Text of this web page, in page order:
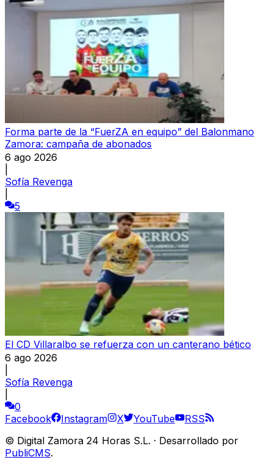
Forma parte de la “FuerZA en equipo” del Balonmano
Zamora: campaña de abonados
6 ago 2026
Sofía Revenga
5
El CD Villaralbo se refuerza con un canterano bético
6 ago 2026
Sofía Revenga
0
Facebook
Instagram X YouTube
RSS
© Digital Zamora 24 Horas S.L. · Desarrollado por
PubliCMS.